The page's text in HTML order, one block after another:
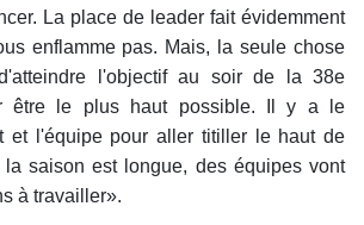
La place de leader fait évidemment
enflamme pas. Mais, la seule chose
l'objectif au soir de la 38e
être le plus haut possible. Il y a le
et l'équipe pour aller titiller le haut de
la saison est longue, des équipes vont
à travailler».